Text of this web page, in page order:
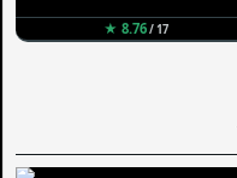
★ 8.76/ 17